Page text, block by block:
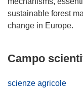
sustainable forest
Campo
scienze agricole